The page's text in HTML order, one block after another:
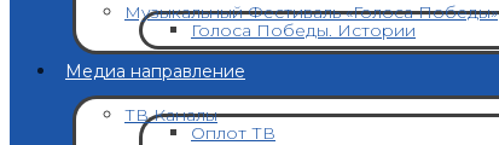
Музыкальный Фестиваль «Голоса Победы»
Голоса Победы. Истории
Медиа направление
ТВ Каналы
Оплот ТВ